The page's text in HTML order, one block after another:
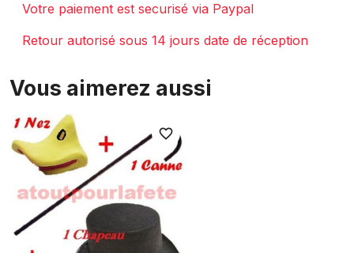
Votre paiement est securisé via Paypal
Retour autorisé sous 14 jours date de réception
Vous aimerez aussi
favorite_border